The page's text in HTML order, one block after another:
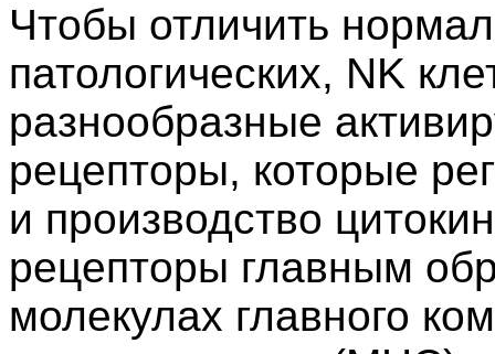
Чтобы отличить
патологических, NK
разнообразные
рецепторы, которые
и производство
рецепторы главным
молекулах главного